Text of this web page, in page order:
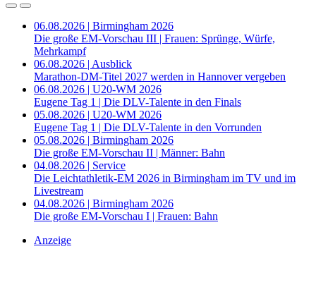
06.08.2026 | Birmingham 2026
Die große EM-Vorschau III | Frauen: Sprünge, Würfe,
Mehrkampf
06.08.2026 | Ausblick
Marathon-DM-Titel 2027 werden in Hannover vergeben
06.08.2026 | U20-WM 2026
Eugene Tag 1 | Die DLV-Talente in den Finals
05.08.2026 | U20-WM 2026
Eugene Tag 1 | Die DLV-Talente in den Vorrunden
05.08.2026 | Birmingham 2026
Die große EM-Vorschau II | Männer: Bahn
04.08.2026 | Service
Die Leichtathletik-EM 2026 in Birmingham im TV und im
Livestream
04.08.2026 | Birmingham 2026
Die große EM-Vorschau I | Frauen: Bahn
Anzeige